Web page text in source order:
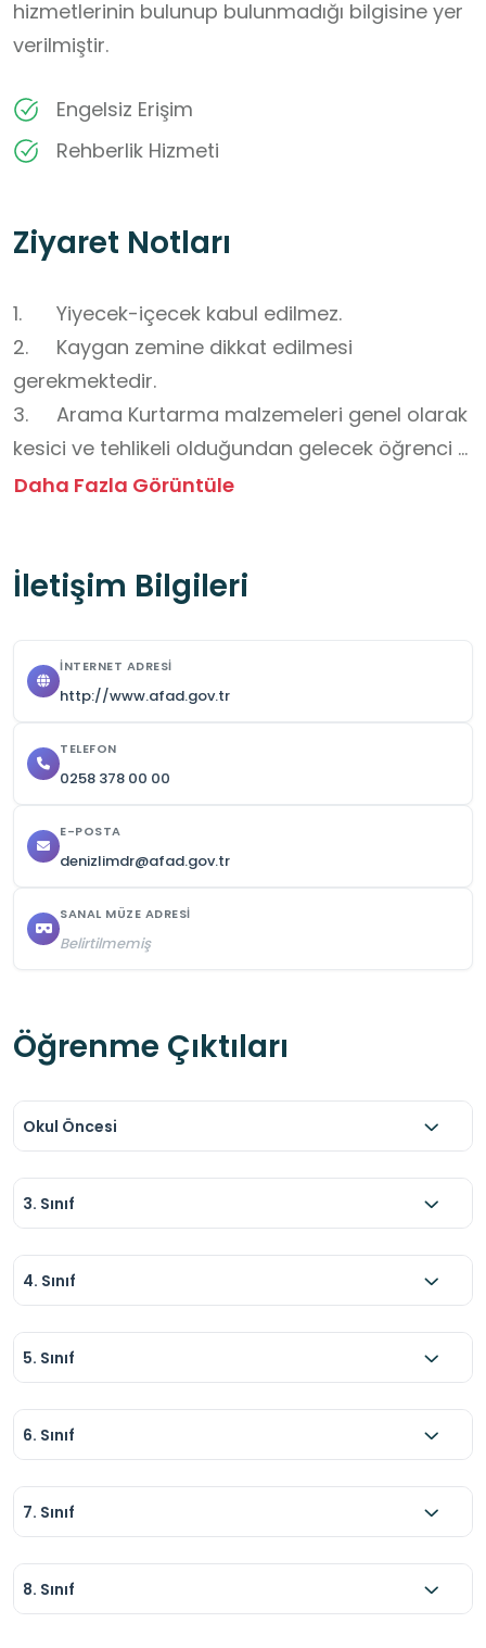
hizmetlerinin bulunup bulunmadığı bilgisine yer
verilmiştir.
Engelsiz Erişim
Rehberlik Hizmeti
Ziyaret Notları
1.	Yiyecek-içecek kabul edilmez.
2.	Kaygan zemine dikkat edilmesi
gerekmektedir.
3.	Arama Kurtarma malzemeleri genel olarak
kesici ve tehlikeli olduğundan gelecek öğrenci
gruplarının kontrolünün sağlanması
içi dolmuş ve belediye otobüsleri ile ulaşım
Daha Fazla Görüntüle
İletişim Bilgileri
İNTERNET ADRESI
http://www.afad.gov.tr
TELEFON
0258 378 00 00
E-POSTA
denizlimdr@afad.gov.tr
SANAL MÜZE ADRESI
Belirtilmemiş
Öğrenme Çıktıları
Okul Öncesi
3. Sınıf
4. Sınıf
5. Sınıf
6. Sınıf
7. Sınıf
8. Sınıf